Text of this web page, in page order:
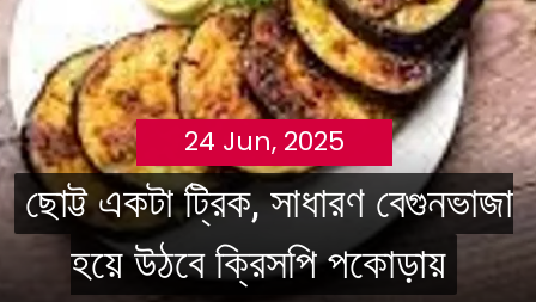
24 Jun, 2025
ছোট্ট একটা ট্রিক, সাধারণ বেগুনভাজা
হয়ে উঠবে ক্রিসপি পকোড়ায়
ছোট্ট একটা ট্রিক, সাধারণ বেগুনভাজা
হয়ে উঠবে ক্রিসপি পকোড়ায়